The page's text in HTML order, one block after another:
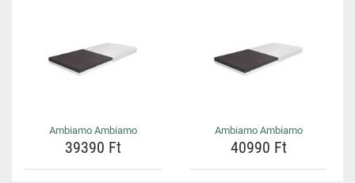
Ambiamo Ambiamo
39390 Ft
Ambiamo Ambiamo
40990 Ft